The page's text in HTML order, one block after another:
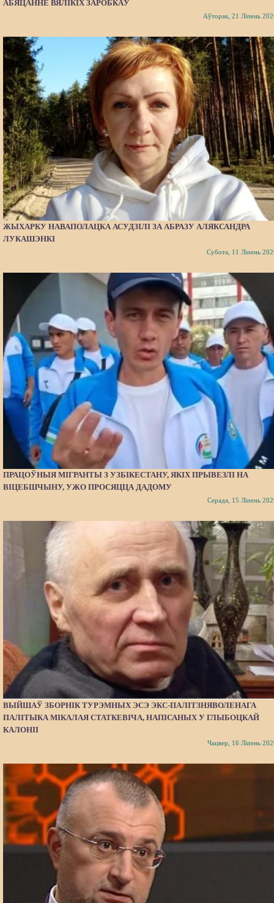
АБЯЦАННЕ ВЯЛІКІХ ЗАРОБКАЎ
Аўторак, 21 Ліпень
ЖЫХАРКУ НАВАПОЛАЦКА АСУДЗІЛІ ЗА АБРАЗУ АЛЯКСАНДРА
ЛУКАШЭНКІ
Субота, 11 Ліпень
ПРАЦОЎНЫЯ МІГРАНТЫ З УЗБІКЕСТАНУ, ЯКІХ ПРЫВЕЗЛІ НА
ВІЦЕБШЧЫНУ, УЖО ПРОСЯЦЦА ДАДОМУ
Серада, 15 Ліпень
ВЫЙШАЎ ЗБОРНІК ТУРЭМНЫХ ЭСЭ ЭКС-ПАЛІТЗНЯВОЛЕНАГА
ПАЛІТЫКА МІКАЛАЯ СТАТКЕВІЧА, НАПІСАНЫХ У ГЛЫБОЦКАЙ
КАЛОНІІ
Чацвер, 16 Ліпень